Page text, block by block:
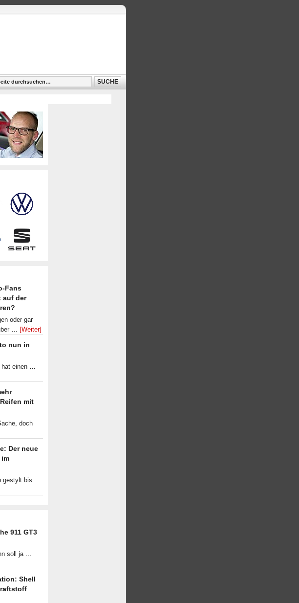
Fans
auf der
oder gar
… [Weiter]
nun in
hat einen …
mit
doch
Der neue
im
gestylt bis
911 GT3
soll ja …
Shell